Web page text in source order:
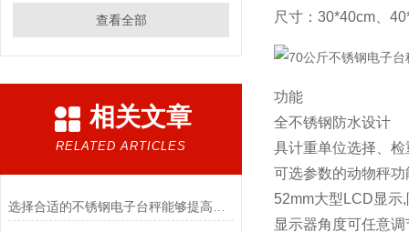
查看全部
相关文章
RELATED ARTICLES
尺寸：30*40cm、
功能
全不锈钢防水设计
具计重单位选择、
可选参数的动物秤功
52mm大型LCD显示
显示器角度可任意